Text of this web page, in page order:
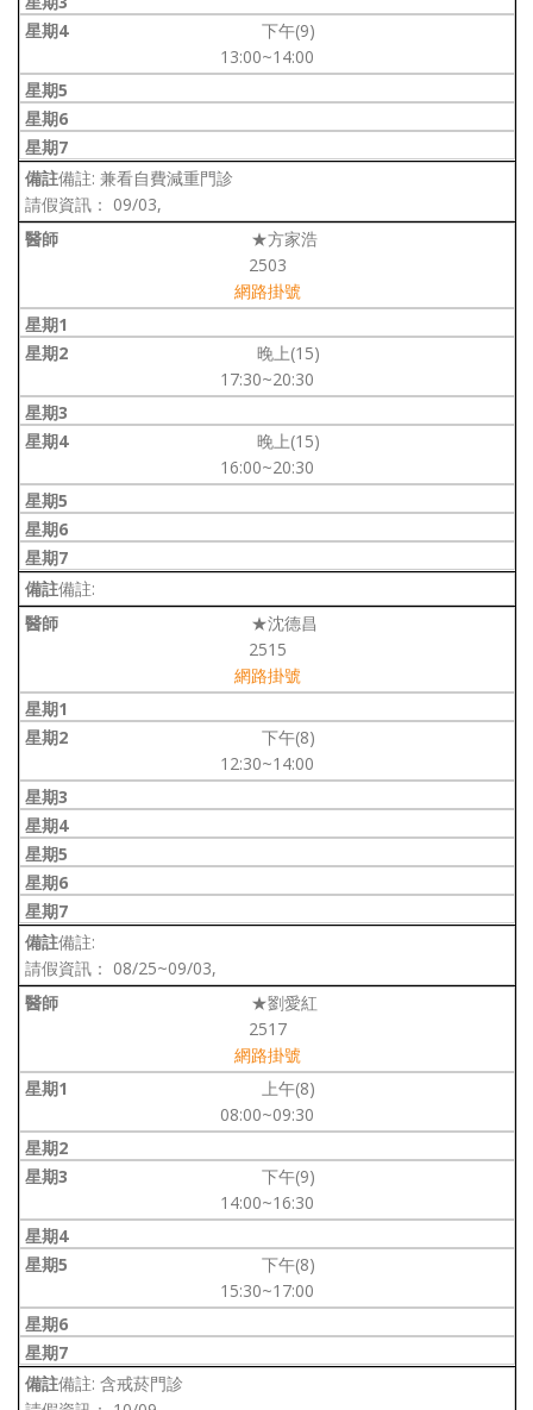
下午(9)
13:00~14:00
備註: 兼看自費減重門診
請假資訊： 09/03,
★方家浩
2503
網路掛號
晚上(15)
17:30~20:30
晚上(15)
16:00~20:30
備註:
★沈德昌
2515
網路掛號
下午(8)
12:30~14:00
備註:
請假資訊： 08/25~09/03,
★劉愛紅
2517
網路掛號
上午(8)
08:00~09:30
下午(9)
14:00~16:30
下午(8)
15:30~17:00
備註: 含戒菸門診